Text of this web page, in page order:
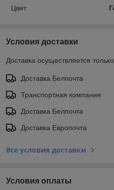
Цвет
Условия доставки
Доставка осуществляется
Доставка Белпочта
Транспортная компания
Доставка Белпочта
Доставка Европочта
Все условия доставки
Условия оплаты